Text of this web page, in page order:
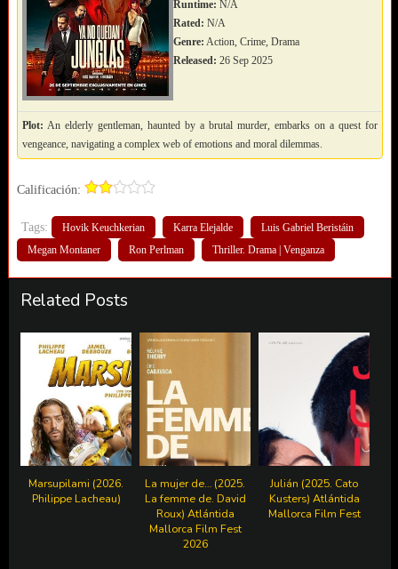
Runtime: N/A
Rated: N/A
Genre: Action, Crime, Drama
Released: 26 Sep 2025
Plot: An elderly gentleman, haunted by a brutal murder, embarks on a quest for
vengeance, navigating a complex web of emotions and moral dilemmas.
Calificación:
Tags: Hovik Keuchkerian Karra Elejalde
Luis Gabriel Beristáin
Megan Montaner
Ron Perlman Thriller. Drama | Venganza
Related Posts
Marsupilami (2026.
Philippe Lacheau)
La mujer de… (2025.
La femme de. David
Roux) Atlántida
Mallorca Film Fest
2026
Julián (2025. Cato
Kusters) Atlántida
Mallorca Film Fest